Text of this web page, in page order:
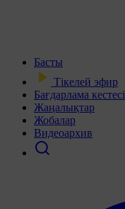
Басты
Тікелей эфир
Бағдарлама кестесі
Жаңалықтар
Жобалар
Видеоархив